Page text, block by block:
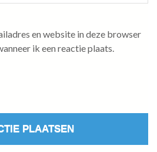
en website in deze browser
ik een reactie plaats.